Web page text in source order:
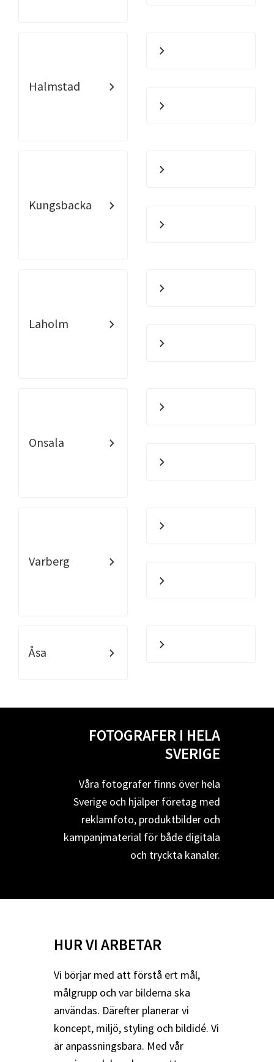
Halmstad
Kungsbacka
Laholm
Onsala
Varberg
Åsa
FOTOGRAFER I HELA
SVERIGE
Våra fotografer finns över hela
Sverige och hjälper företag med
reklamfoto, produktbilder och
kampanjmaterial för både digitala
och tryckta kanaler.
HUR VI ARBETAR
Vi börjar med att förstå ert mål,
målgrupp och var bilderna ska
användas. Därefter planerar vi
koncept, miljö, styling och bildidé. Vi
är anpassningsbara. Med vår